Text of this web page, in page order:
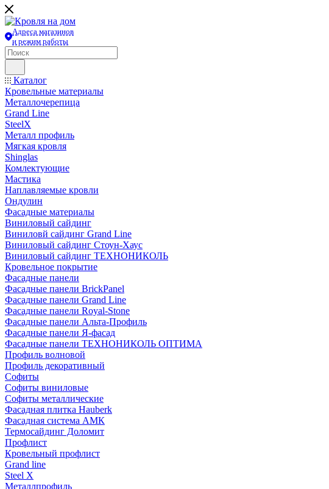
Адреса магазинов
и режим работы
Каталог
Кровельные материалы
Металлочерепица
Grand Line
SteelX
Металл профиль
Мягкая кровля
Shinglas
Комлектующие
Мастика
Наплавляемые кровли
Ондулин
Фасадные материалы
Виниловый сайдинг
Виниловй сайдинг Grand Line
Виниловый сайдинг Стоун-Хаус
Виниловый сайдинг ТЕХНОНИКОЛЬ
Кровельное покрытие
Фасадные панели
Фасадные панели BrickPanel
Фасадные панели Grand Line
Фасадные панели Royal-Stone
Фасадные панели Альта-Профиль
Фасадные панели Я-фасад
Фасадные панели ТЕХНОНИКОЛЬ ОПТИМА
Профиль волновой
Профиль декоративный
Софиты
Софиты виниловые
Софиты металлические
Фасадная плитка Hauberk
Фасадная система АМК
Термосайдинг Доломит
Профлист
Кровельный профлист
Grand line
Steel X
Металлпрофиль